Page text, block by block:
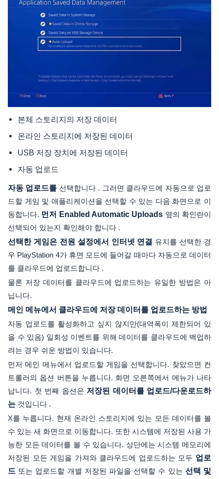
본체 스토리지의 저장 데이터
온라인 스토리지에 저장된 데이터
USB 저장 장치에 저장된 데이터
자동 업로드
자동 업로드를 선택합니다 . 그러면 클라우드에 자동으로 업로
드할 게임 및 애플리케이션을 선택할 수 있는 다음 화면으로 이
동합니다. 먼저 Enabled Automatic Uploads 옆의 확인란이
선택되어 있는지 확인해야 합니다 .
선택한 게임은 전원 설정에서 인터넷 연결 유지를 선택한 경
우 PlayStation 4가 휴면 모드에 들어갈 때마다 자동으로 데이터
를 클라우드에 업로드합니다 .
물론 저장 데이터를 클라우드에 업로드하는 유일한 방법은 아
닙니다.
메인 메뉴에서 클라우드에 저장 데이터를 업로드하는 방법
자동 업로드를 활성화하고 싶지 않지만(대역폭이 제한되어 있
을 수 있음) 일회성 이벤트를 위해 데이터를 클라우드에 백업하
려는 경우 쉬운 방법이 있습니다.
먼저 메인 메뉴에서 업로드할 게임을 선택합니다. 찾았으면 컨
트롤러의 옵션 버튼을 누릅니다. 화면 오른쪽에서 메뉴가 나타
납니다. 첫 번째 옵션은 저장된 데이터를 업로드/다운로드하
는 것입니다 .
X를 누릅니다. 현재 온라인 스토리지에 있는 모든 데이터를 볼
수 있는 새 화면으로 이동합니다. 또한 시스템에 저장된 사용 가
능한 모든 데이터를 볼 수 있습니다. 상단에는 시스템 메모리에
저장된 모든 게임을 가져와 클라우드에 업로드하는 모두 업로
드 또는 업로드할 개별 저장된 파일을 선택할 수 있는 선택 및